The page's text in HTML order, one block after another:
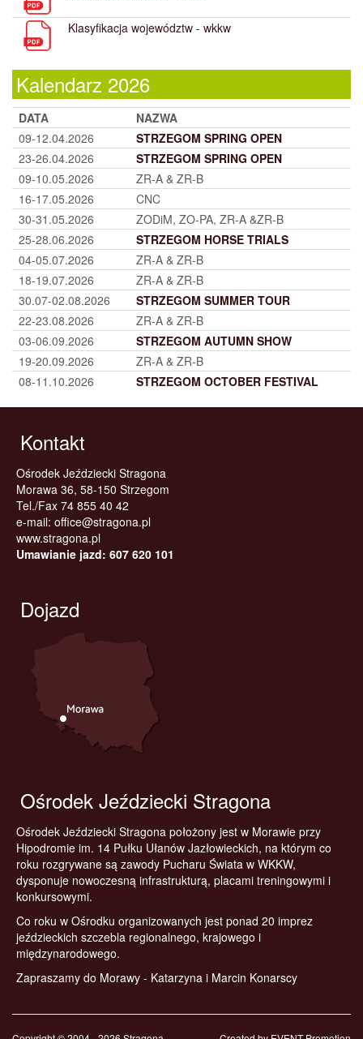
Klasyfikacja województw - wkkw
Kalendarz 2026
DATA
NAZWA
09-12.04.2026
STRZEGOM SPRING OPEN
23-26.04.2026
STRZEGOM SPRING OPEN
09-10.05.2026
ZR-A & ZR-B
16-17.05.2026
CNC
30-31.05.2026
ZODiM, ZO-PA, ZR-A &ZR-B
25-28.06.2026
STRZEGOM HORSE TRIALS
04-05.07.2026
ZR-A & ZR-B
18-19.07.2026
ZR-A & ZR-B
30.07-02.08.2026
STRZEGOM SUMMER TOUR
22-23.08.2026
ZR-A & ZR-B
03-06.09.2026
STRZEGOM AUTUMN SHOW
19-20.09.2026
ZR-A & ZR-B
08-11.10.2026
STRZEGOM OCTOBER FESTIVAL
Kontakt
Ośrodek Jeździecki Stragona
Morawa 36, 58-150 Strzegom
Tel./Fax 74 855 40 42
e-mail: office@stragona.pl
www.stragona.pl
Umawianie jazd: 607 620 101
Dojazd
Ośrodek Jeździecki Stragona
Ośrodek Jeździecki Stragona położony jest w Morawie przy
Hipodromie im. 14 Pułku Ułanów Jazłowieckich, na którym co
roku rozgrywane są zawody Pucharu Świata w WKKW,
dysponuje nowoczesną infrastrukturą, placami treningowymi i
konkursowymi.
Co roku w Ośrodku organizowanych jest ponad 20 imprez
jeździeckich szczebla regionalnego, krajowego i
międzynarodowego.
Zapraszamy do Morawy - Katarzyna i Marcin Konarscy